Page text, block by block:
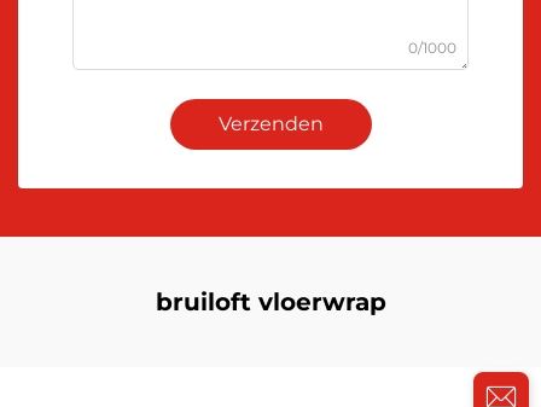
0/1000
Verzenden
bruiloft vloerwrap